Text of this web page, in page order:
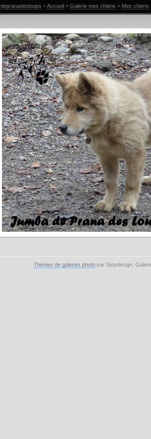
depranadesloups >Accueil> Galerie mes chiens > Mes chiens
Thèmes de galeries photopar Stopdesign.